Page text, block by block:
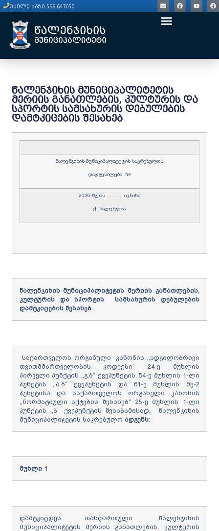
ცხელი ხაზი 599 647050
წალენჯიხის მუნიციპალიტეტის
მერიის განათლების, კულტურის და
სპორტის სამსახურის დებულების
დამტკიცების შესახებ
წალენჯიხის მუნიციპალიტეტის საკრებულოს
დადგენილება №
2026 წლის ………. ივნისი
ქ. წალენჯიხა
წალენჯიხის მუნიციპალიტეტის მერიის განათლების,
კულტურის და სპორტის
სამსახურის
დებულების
დამტკიცების შესახებ
საქართველოს ორგანული კანონის ,,ადგილობრივი
თვითმმართველობის კოდექსი“ 24-ე მუხლის
პირველი პუნქტის ,,გ.ბ“ ქვეპუნქტის, 54-ე მუხლის 1-ლი
პუნქტის ,,ა.ბ“ ქვეპუნქტის და 61-ე მუხლის მე-2
პუნქტისა და საქართველოს ორგანული კანონის
,,ნორმატიული აქტების შესახებ“ 25-ე მუხლის 1-ლი
პუნქტის ,,ბ“ ქვეპუნქტის შესაბამისად, წალენჯიხის
მუნიციპალიტეტის საკრებულო ადგენს:
მუხლი1
დამტკიცდეს თანდართული „წალენჯიხის
მუნიციპალიტეტის მერიის განათლების, კულტურის